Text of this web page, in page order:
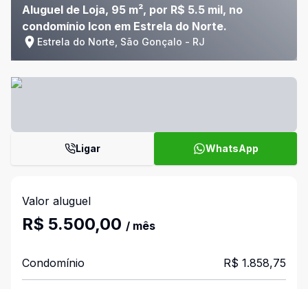
Aluguel de Loja, 95 m², por R$ 5.5 mil, no
condomínio Icon em Estrela do Norte.
Estrela do Norte, São Gonçalo - RJ
Ligar WhatsApp
Valor aluguel
R$ 5.500,00 / mês
Condomínio R$ 1.858,75